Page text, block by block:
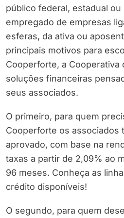
público federal, estadual ou
empregado de empresas
esferas, da ativa ou
principais motivos para
Cooperforte, a Cooperativa
soluções financeiras
seus associados.
O primeiro, para quem
Cooperforte os associados
aprovado, com base na
taxas a partir de 2,09% ao
96 meses. Conheça as
crédito disponíveis!
O segundo, para quem